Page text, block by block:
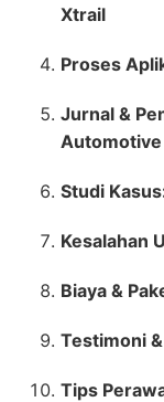
Xtrail
Proses
Jurnal &
Automotive
Studi
Kesalahan
Biaya &
Testimoni
Tips